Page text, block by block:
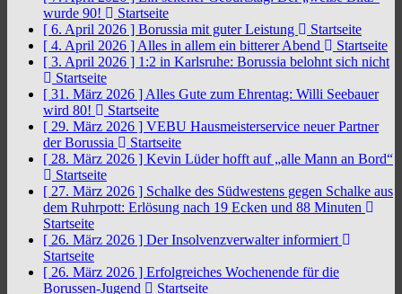
wurde 90!
Startseite
[ 6. April 2026 ] Borussia mit guter Leistung
Startseite
[ 4. April 2026 ] Alles in allem ein bitterer Abend
Startseite
[ 3. April 2026 ] 1:2 in Karlsruhe: Borussia belohnt sich nicht
Startseite
[ 31. März 2026 ] Alles Gute zum Ehrentag: Willi Seebauer
wird 80!
Startseite
[ 29. März 2026 ] VEBU Hausmeisterservice neuer Partner
der Borussia
Startseite
[ 28. März 2026 ] Kevin Lüder hofft auf „alle Mann an Bord“
Startseite
[ 27. März 2026 ] Schalke des Südwestens gegen Schalke aus
dem Ruhrpott: Erlösung nach 19 Ecken und 88 Minuten
Startseite
[ 26. März 2026 ] Der Insolvenzverwalter informiert
Startseite
[ 26. März 2026 ] Erfolgreiches Wochenende für die
Borussen-Jugend
Startseite